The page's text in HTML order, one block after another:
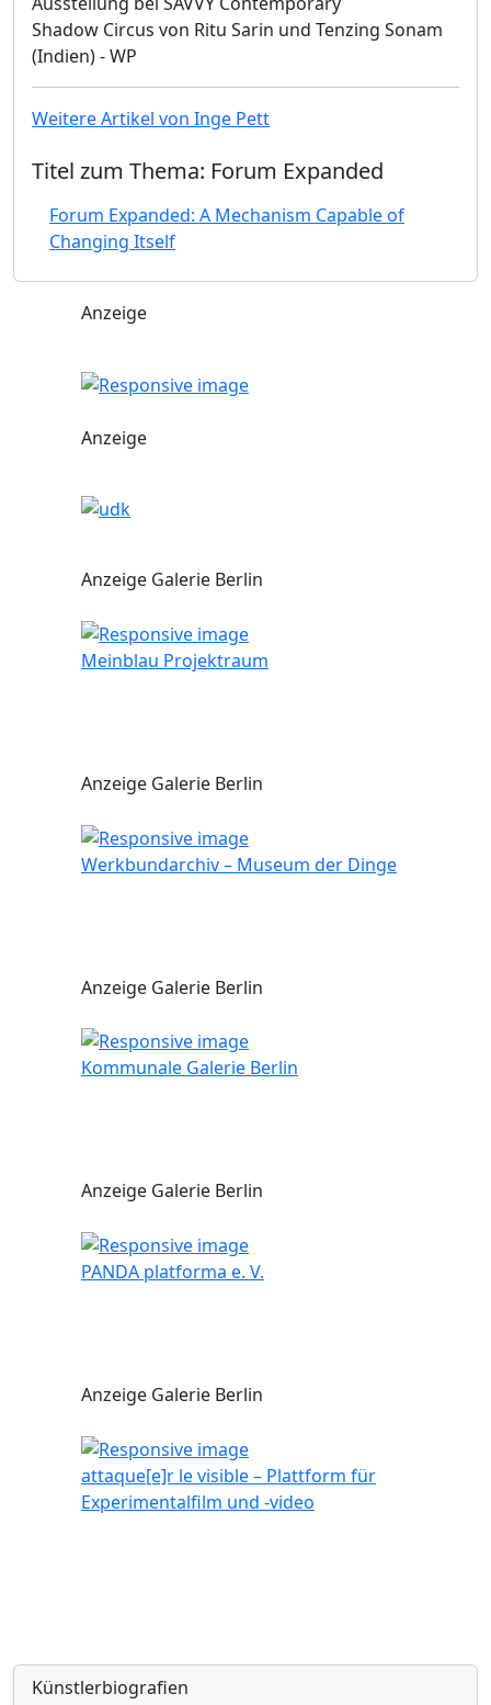
Shadow Circus von Ritu Sarin und Tenzing Sonam
(Indien) - WP
Weitere Artikel von Inge Pett
Titel zum Thema: Forum Expanded
Forum Expanded: A Mechanism Capable of
Changing Itself
Anzeige
Anzeige
Anzeige Galerie Berlin
Meinblau Projektraum
Anzeige Galerie Berlin
Werkbundarchiv – Museum der Dinge
Anzeige Galerie Berlin
Kommunale Galerie Berlin
Anzeige Galerie Berlin
PANDA platforma e. V.
Anzeige Galerie Berlin
attaque[e]r le visible – Plattform für
Experimentalfilm und -video
Künstlerbiografien